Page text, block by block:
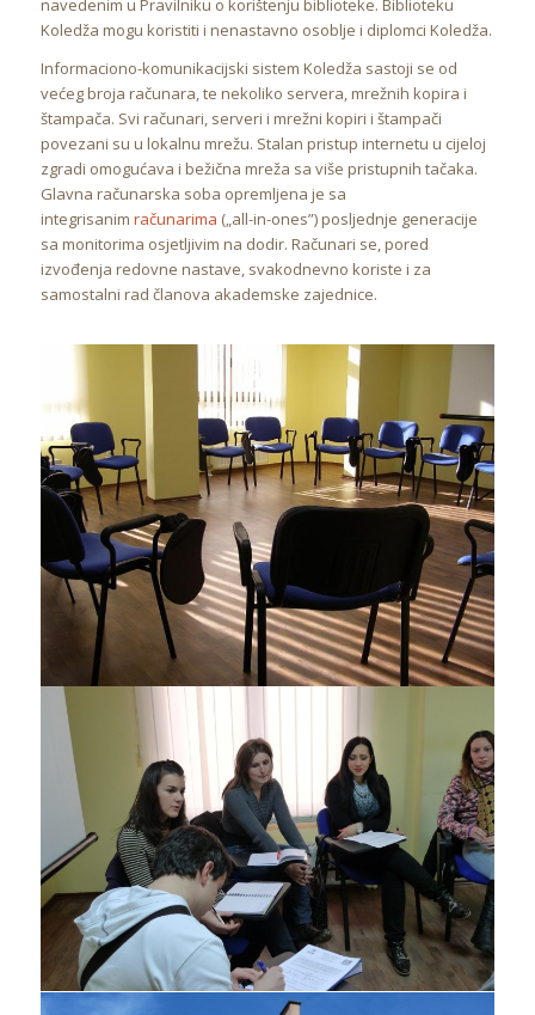
navedenim u Pravilniku o korištenju biblioteke. Biblioteku
Koledža mogu koristiti i nenastavno osoblje i diplomci Koledža.
Informaciono-komunikacijski sistem Koledža sastoji se od
većeg broja računara, te nekoliko servera, mrežnih kopira i
štampača. Svi računari, serveri i mrežni kopiri i štampači
povezani su u lokalnu mrežu. Stalan pristup internetu u cijeloj
zgradi omogućava i bežična mreža sa više pristupnih tačaka.
Glavna računarska soba opremljena je sa
integrisanim računarima („all-in-ones”) posljednje generacije
sa monitorima osjetljivim na dodir. Računari se, pored
izvođenja redovne nastave, svakodnevno koriste i za
samostalni rad članova akademske zajednice.